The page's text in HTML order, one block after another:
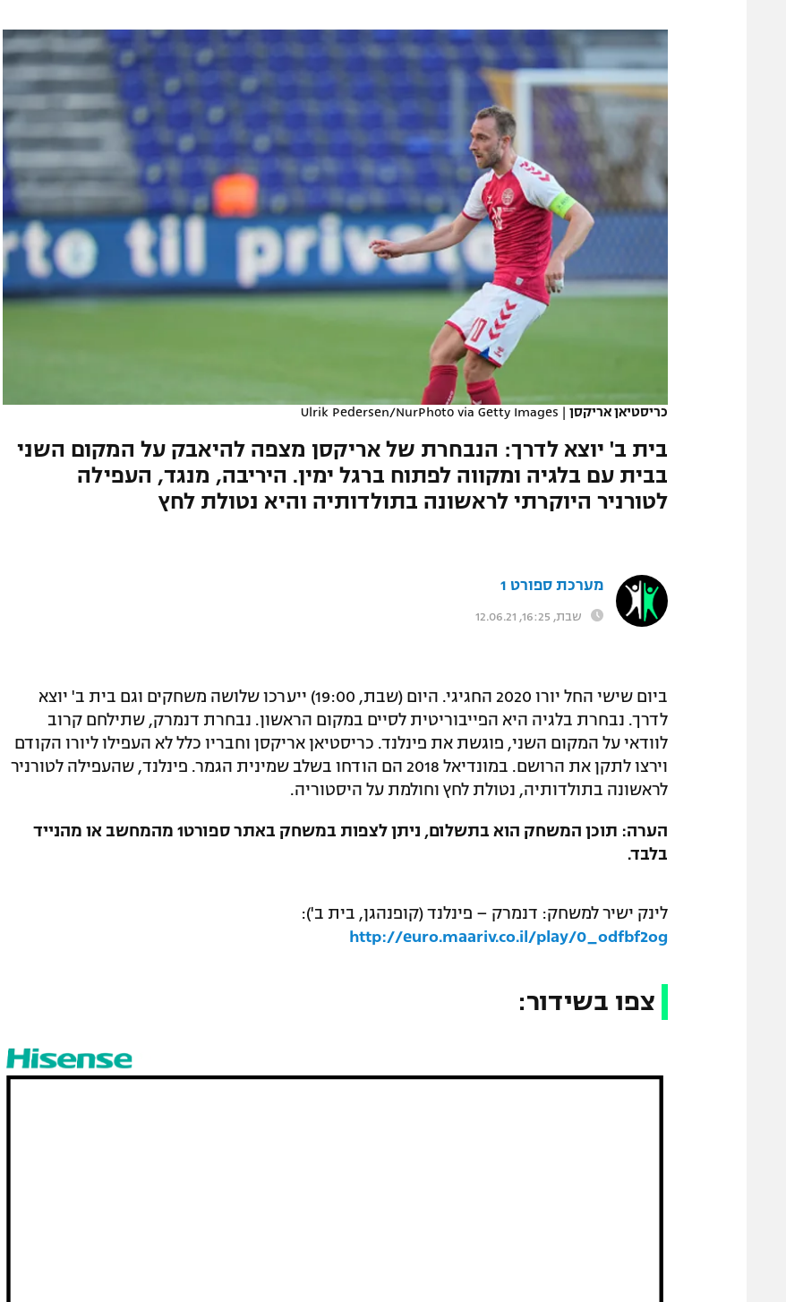
תקנון משתתפים וזוכים בפרסים
תקנון עבור פעילות אלקטרה
תקנון עבור פעילות ספורט 1 – "מרלן"
תנאי שימוש
מדיניות פרטיות
תקנון פעילות ספורט 1
רשיון להקרנה פומבית לבית עסק
המגזין
הפועל תל אביב
הפועל חיפה
הפועל באר שבע
מכבי נתניה
בני יהודה
ליגה סינית
ליגה ברזילאית
ליגות נוספות
כריסטיאן אריקסן |
Ulrik Pedersen/NurPhoto via Getty Images
בית ב' יוצא לדרך: הנבחרת של אריקסן מצפה להיאבק על המקום השני
בבית עם בלגיה ומקווה לפתוח ברגל ימין. היריבה, מנגד, העפילה
לטורניר היוקרתי לראשונה בתולדותיה והיא נטולת לחץ
מערכת ספורט 1
שבת, 16:25, 12.06.21
ביום שישי החל יורו 2020 החגיגי. היום (שבת, 19:00) ייערכו שלושה משחקים וגם בית ב' יוצא
לדרך. נבחרת בלגיה היא הפייבוריטית לסיים במקום הראשון. נבחרת דנמרק, שתילחם קרוב
לוודאי על המקום השני, פוגשת את פינלנד. כריסטיאן אריקסן וחבריו כלל לא העפילו ליורו הקודם
וירצו לתקן את הרושם. במונדיאל 2018 הם הודחו בשלב שמינית הגמר. פינלנד, שהעפילה לטורניר
לראשונה בתולדותיה, נטולת לחץ וחולמת על היסטוריה.
הערה: תוכן המשחק הוא בתשלום, ניתן לצפות במשחק באתר ספורט1 מהמחשב או מהנייד
בלבד.
לינק ישיר למשחק: דנמרק – פינלנד (קופנהגן, בית ב'):
http://euro.maariv.co.il/play/0_odfbf2og
צפו בשידור: